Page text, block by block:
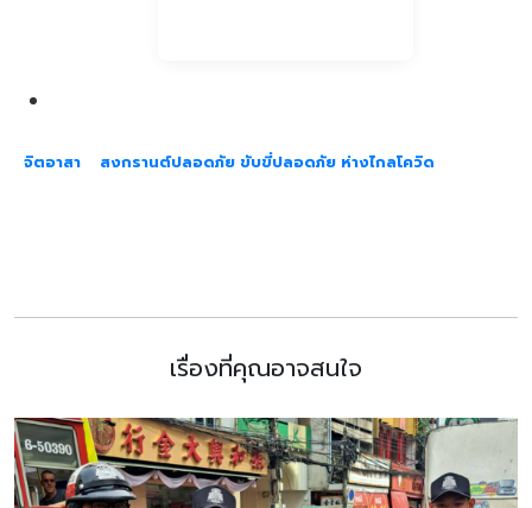
จิตอาสา สงกรานต์ปลอดภัย ขับขี่ปลอดภัย ห่างไกลโควิด
เรื่องที่คุณอาจสนใจ